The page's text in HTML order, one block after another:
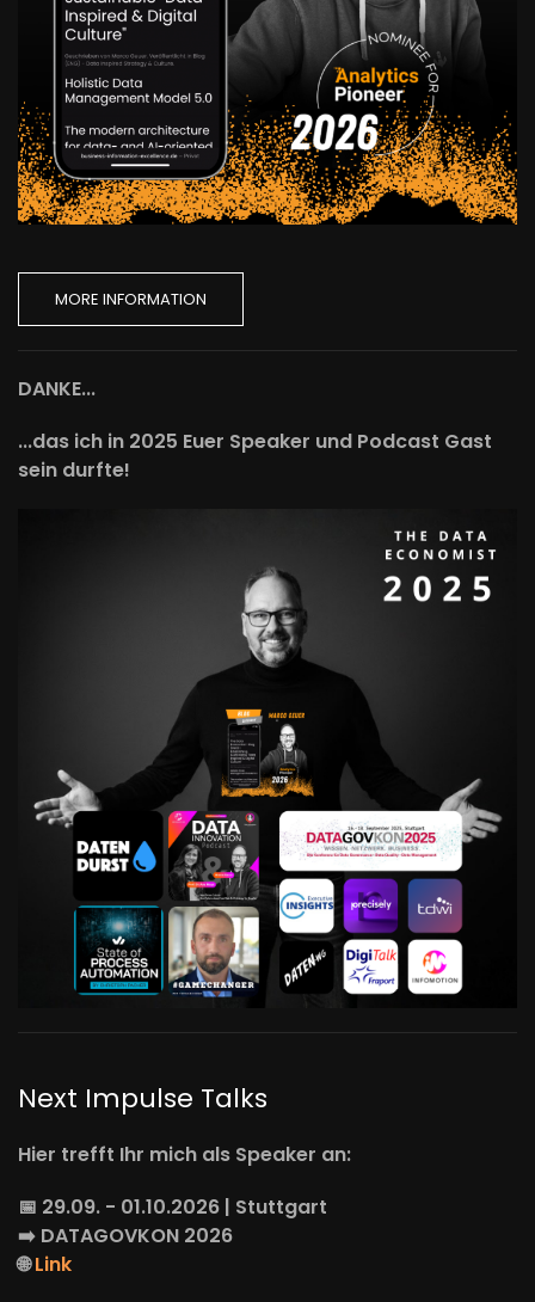
MORE INFORMATION
DANKE...
...das ich in 2025 Euer Speaker und Podcast Gast
sein durfte!
Next Impulse Talks
Hier trefft Ihr mich als Speaker an:
📅 29.09. - 01.10.2026 | Stuttgart
➡️ DATAGOVKON 2026
🌐Link